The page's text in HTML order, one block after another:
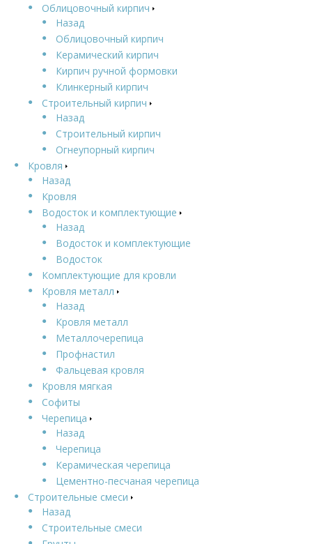
Облицовочный кирпич
Назад
Облицовочный кирпич
Керамический кирпич
Кирпич ручной формовки
Клинкерный кирпич
Строительный кирпич
Назад
Строительный кирпич
Огнеупорный кирпич
Кровля
Назад
Кровля
Водосток и комплектующие
Назад
Водосток и комплектующие
Водосток
Комплектующие для кровли
Кровля металл
Назад
Кровля металл
Металлочерепица
Профнастил
Фальцевая кровля
Кровля мягкая
Софиты
Черепица
Назад
Черепица
Керамическая черепица
Цементно-песчаная черепица
Строительные смеси
Назад
Строительные смеси